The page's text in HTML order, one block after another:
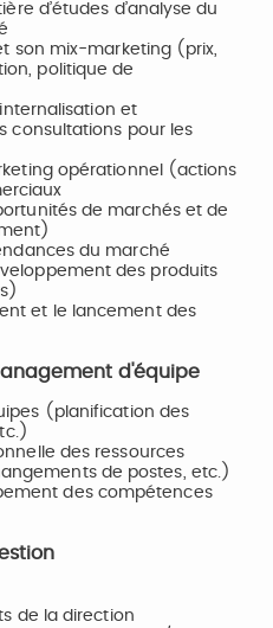
d’études d’analyse du
son mix-marketing (prix,
politique de
et
consultations pour les
opérationnel (actions
de marchés et de
du marché
des produits
et le lancement des
d'équipe
(planification des
des ressources
de postes, etc.)
des compétences
de la direction